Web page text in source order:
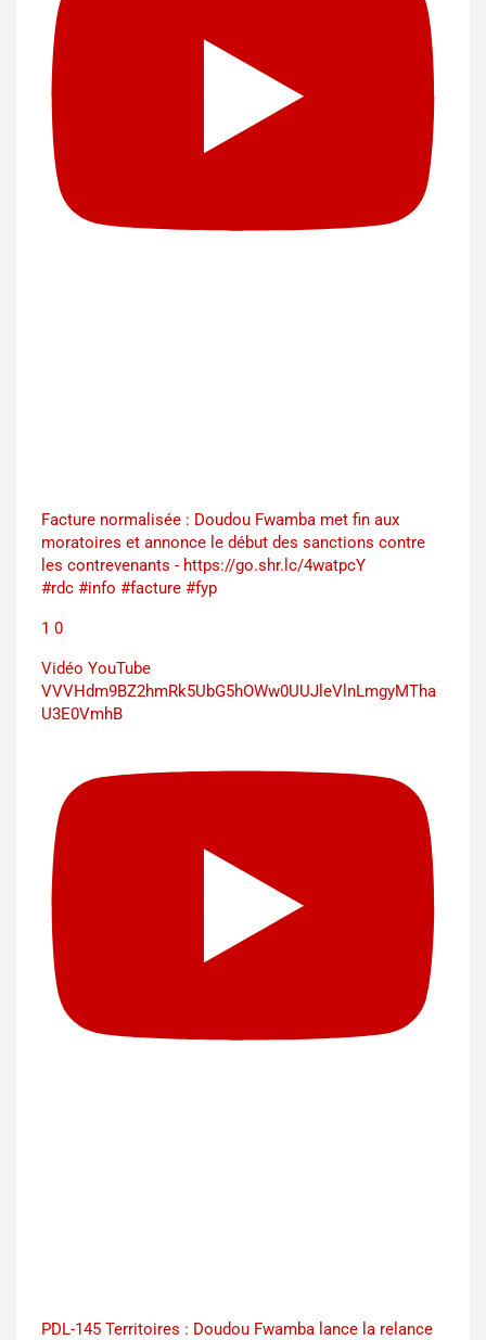
Facture normalisée : Doudou Fwamba met fin aux
moratoires et annonce le début des sanctions contre
les contrevenants - https://go.shr.lc/4watpcY
#rdc #info #facture #fyp
1 0
Vidéo YouTube
VVVHdm9BZ2hmRk5UbG5hOWw0UUJleVlnLmgyMTha
U3E0VmhB
PDL-145 Territoires : Doudou Fwamba lance la relance